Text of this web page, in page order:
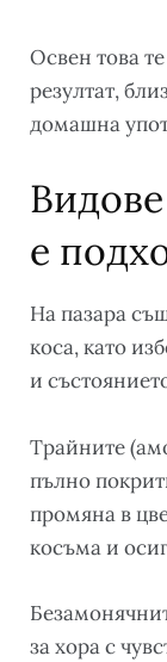
Освен това
резултат,
домашна
е
На пазара
коса, като
и
Трайните
пълно
промяна в
косъма и
за хора с